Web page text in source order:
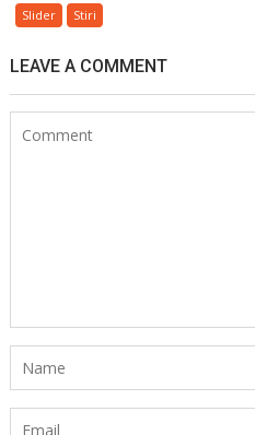
Slider Stiri
LEAVE A COMMENT